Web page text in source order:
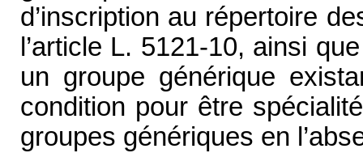
d’inscription au répertoire
l’article L. 5121-10, ainsi
un groupe générique
condition pour être
groupes génériques en